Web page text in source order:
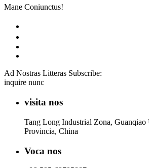
Mane Coniunctus!
Ad Nostras Litteras Subscribe:
inquire nunc
visita nos
Tang Long Industrial Zona,
Provincia, China
Voca nos